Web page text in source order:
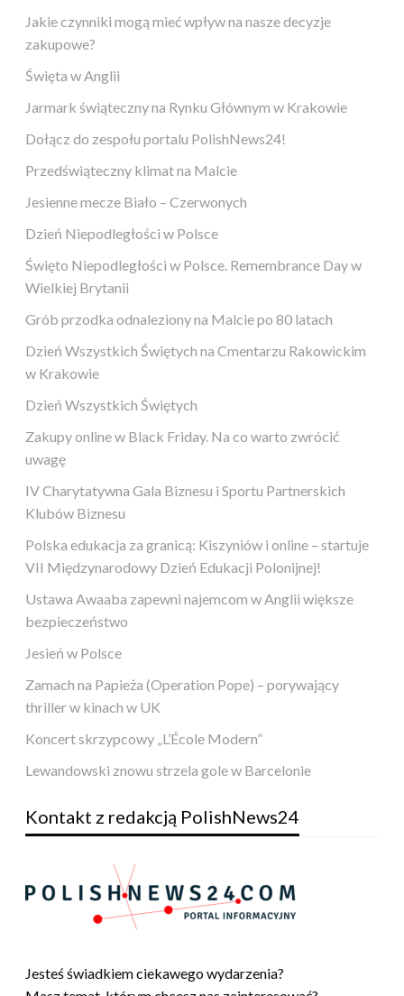
Jakie czynniki mogą mieć wpływ na nasze decyzje
zakupowe?
Święta w Anglii
Jarmark świąteczny na Rynku Głównym w Krakowie
Dołącz do zespołu portalu PolishNews24!
Przedświąteczny klimat na Malcie
Jesienne mecze Biało – Czerwonych
Dzień Niepodległości w Polsce
Święto Niepodległości w Polsce. Remembrance Day w
Wielkiej Brytanii
Grób przodka odnaleziony na Malcie po 80 latach
Dzień Wszystkich Świętych na Cmentarzu Rakowickim
w Krakowie
Dzień Wszystkich Świętych
Zakupy online w Black Friday. Na co warto zwrócić
uwagę
IV Charytatywna Gala Biznesu i Sportu Partnerskich
Klubów Biznesu
Polska edukacja za granicą: Kiszyniów i online – startuje
VII Międzynarodowy Dzień Edukacji Polonijnej!
Ustawa Awaaba zapewni najemcom w Anglii większe
bezpieczeństwo
Jesień w Polsce
Zamach na Papieża (Operation Pope) – porywający
thriller w kinach w UK
Koncert skrzypcowy „L’École Modern”
Lewandowski znowu strzela gole w Barcelonie
Kontakt z redakcją PolishNews24
Jesteś świadkiem ciekawego wydarzenia?